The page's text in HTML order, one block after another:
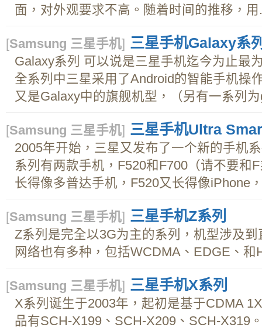
面，对外观要求不高。随着时间的推移，用
[Samsung 三星手机] 三星手机Galaxy系
Galaxy系列 可以说是三星手机迄今为止最
全系列中三星采用了Android的智能手机操
又是Galaxy中的旗舰机型，（另有一系列
[Samsung 三星手机] 三星手机Ultra
2005年开始，三星又发布了一个新的手机
系列有两款手机，F520和F700（请不要和
长得像多普达手机，F520又长得像iPhone
[Samsung 三星手机] 三星手机Z系列
Z系列是完全以3G为主的系列，机型涉及
网络也有多种，包括WCDMA、EDGE、和
[Samsung 三星手机] 三星手机X系列
X系列诞生于2003年，起初是基于CDMA
品有SCH-X199、SCH-X209、SCH-X319